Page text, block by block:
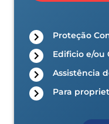
Proteção
Edificio e/ou
Assistência
Para